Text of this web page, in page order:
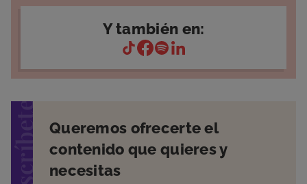
Y también en:
Queremos ofrecerte el
contenido que quieres y
necesitas